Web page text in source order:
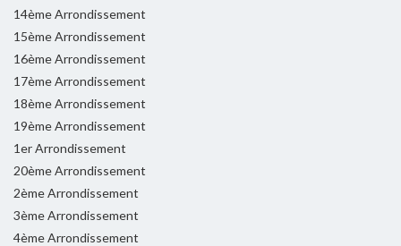
14ème Arrondissement
15ème Arrondissement
16ème Arrondissement
17ème Arrondissement
18ème Arrondissement
19ème Arrondissement
1er Arrondissement
20ème Arrondissement
2ème Arrondissement
3ème Arrondissement
4ème Arrondissement